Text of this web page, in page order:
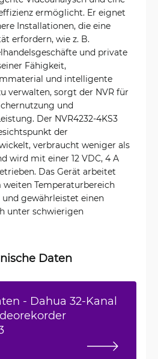
ermöglicht. Er eignet
Installationen, die eine
erfordern, wie z. B.
und private
Fähigkeit,
und intelligente
verwalten, sorgt der NVR für
und
Der NVR4232-4KS3
der
verbraucht weniger als
wird mit einer 12 VDC, 4 A
Das Gerät arbeitet
weiten Temperaturbereich
und gewährleistet einen
unter schwierigen
Daten
- Dahua 32-Kanal